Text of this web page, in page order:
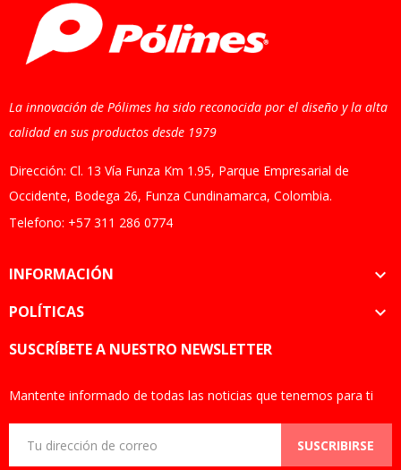
La innovación de Pólimes ha sido reconocida por el diseño y la alta
calidad en sus productos desde 1979
Dirección: Cl. 13 Vía Funza Km 1.95, Parque Empresarial de
Occidente, Bodega 26, Funza Cundinamarca, Colombia.
Telefono: +57 311 286 0774
INFORMACIÓN 
POLÍTICAS 
SUSCRÍBETE A NUESTRO NEWSLETTER
Mantente informado de todas las noticias que tenemos para ti
SUSCRIBIRSE